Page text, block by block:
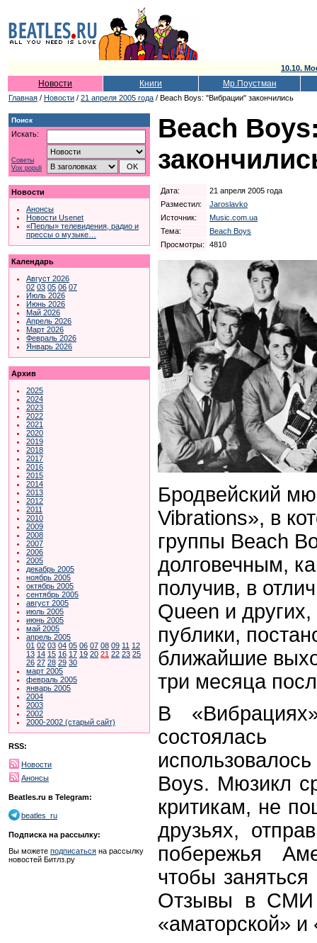
10.10.
Новости Книги Мр.Поустман
Главная / Новости / 21 апреля 2005 года / Beach Boys: "Вибрации" закончились
Поиск
Искать:
Советы
Vox populi
Новости
Анонсы
Новости Usenet
«Перлы» телевидения, радио и
прессы о музыке…
Календарь
Август 2026
02 03 05 06 07
Июль 2026
Июнь 2026
Май 2026
Апрель 2026
Март 2026
Февраль 2026
Январь 2026
Архив
2025
2024
2023
2022
2021
2020
2019
2018
2017
2016
2015
2014
2013
2012
2011
2010
2009
2008
2007
2006
2005
декабрь 2005
ноябрь 2005
октябрь 2005
сентябрь 2005
август 2005
июль 2005
июнь 2005
май 2005
апрель 2005
01 02 03 04 05 06 07 08 09 11 12
13 14 15 16 17 19 20 21 22 23 25
26 27 28 29 30
март 2005
февраль 2005
январь 2005
2004
2003
2002
2000-2002 (старый сайт)
RSS:
Новости
Анонсы
Beatles.ru в Telegram:
beatles_ru
Подписка на рассылку:
Вы можете подписаться на рассылку
новостей Битлз.ру
Beach
Дата:
21 апреля 2005 года
Разместил:
Jaroslavko
Источник:
Music.com.ua
Тема:
Beach Boys
Просмотры:
4810
Бродвейский
Vibrations», в
группы Beach
долговечным,
получив, в
Queen и
публики,
ближайшие
три месяца
В
Boys. Мюзикл
критикам, не
друзьях,
побережья
чтобы
Отзывы в СМИ
«аматорской» и